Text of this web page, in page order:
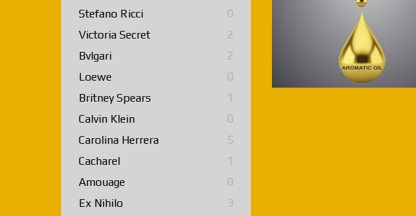
Stefano Ricci
0
Victoria Secret
2
Bvlgari
2
Loewe
0
Britney Spears
1
Calvin Klein
0
Carolina Herrera
5
Cacharel
1
Amouage
0
Ex Nihilo
3